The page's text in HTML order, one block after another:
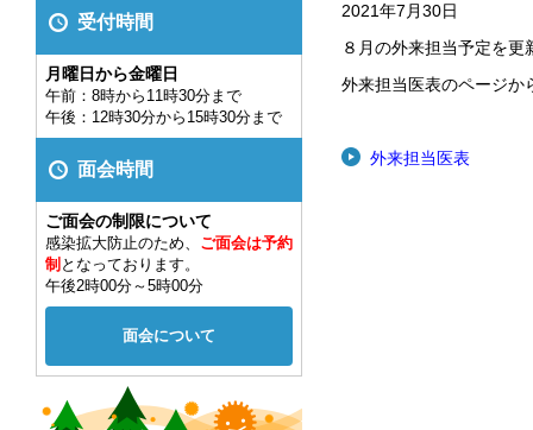
2021年7月30日
８月の外来担当予定を更
外来担当医表のページか
外来担当医表
受付時間
月曜日から金曜日
午前：8時から11時30分まで
午後：12時30分から15時30分まで
面会時間
ご面会の制限について
感染拡大防止のため、 ご面会は予約
制 となっております。
午後2時00分～5時00分
面会について